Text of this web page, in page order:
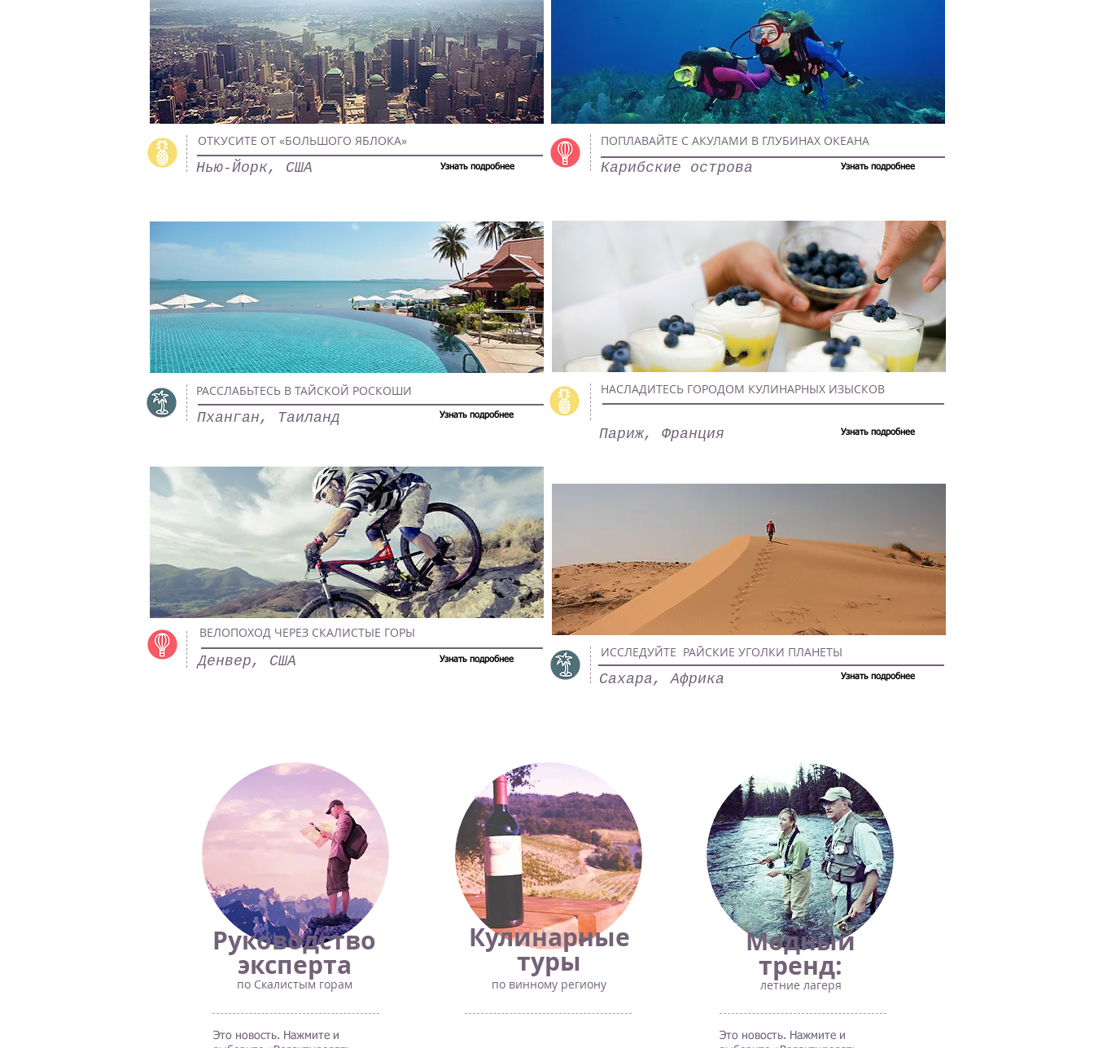
ОТКУСИТЕ ОТ «БОЛЬШОГО ЯБЛОКА»
Нью-Йорк, США Узнать подробнее
ПОПЛАВАЙТЕ С АКУЛАМИ В ГЛУБИНАХ ОКЕАНА
Карибские острова Узнать подробнее
РАССЛАБЬТЕСЬ В ТАЙСКОЙ РОСКОШИ
Пханган, Таиланд Узнать подробнее
НАСЛАДИТЕСЬ ГОРОДОМ КУЛИНАРНЫХ ИЗЫСКОВ
Париж, Франция Узнать подробнее
ВЕЛОПОХОД ЧЕРЕЗ СКАЛИСТЫЕ ГОРЫ
Денвер, США Узнать подробнее ИССЛЕДУЙТЕ РАЙСКИЕ УГОЛКИ ПЛАНЕТЫ
Сахара, Африка Узнать подробнее
Руководство
эксперта
по Скалистым горам
Это новость. Нажмите и
Кулинарные
туры
по винному региону
Модный
тренд:
летние лагеря
Это новость. Нажмите и